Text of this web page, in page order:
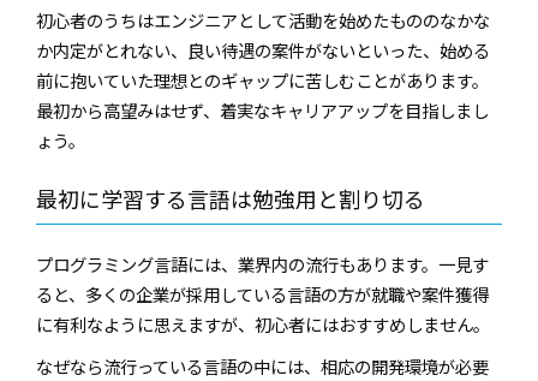
初心者のうちはエンジニアとして活動を始めたもののなかな
か内定がとれない、良い待遇の案件がないといった、始める
前に抱いていた理想とのギャップに苦しむことがあります。
最初から高望みはせず、着実なキャリアアップを目指しまし
ょう。
最初に学習する言語は勉強用と割り切る
プログラミング言語には、業界内の流行もあります。一見す
ると、多くの企業が採用している言語の方が就職や案件獲得
に有利なように思えますが、初心者にはおすすめしません。
なぜなら流行っている言語の中には、相応の開発環境が必要